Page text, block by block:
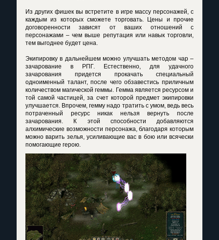
Из других фишек вы встретите в игре массу персонажей, с
каждым из которых сможете торговать. Цены и прочие
договоренности зависят от ваших отношений с
персонажами – чем выше репутация или навык торговли,
тем выгоднее будет цена.
Экипировку в дальнейшем можно улучшать методом чар –
зачарование в РПГ. Естественно, для удачного
зачарования придется прокачать специальный
одноименный талант, после чего обзавестись приличным
количеством магической геммы. Гемма является ресурсом и
той самой частицей, за счет которой предмет экипировки
улучшается. Впрочем, гемму надо тратить с умом, ведь весь
потраченный ресурс никак нельзя вернуть после
зачарования. К этой способности добавляются
алхимические возможности персонажа, благодаря которым
можно варить зелья, усиливающие вас в бою или всячески
помогающие герою.